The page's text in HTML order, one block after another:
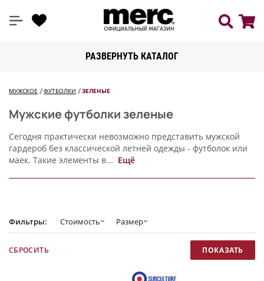
РАЗВЕРНУТЬ КАТАЛОГ
МУЖСКОЕ ФУТБОЛКИ ЗЕЛЕНЫЕ
Мужские футболки зеленые
Сегодня практически невозможно представить мужской
гардероб без классической летней одежды - футболок или
маек. Такие элементы в... Ещё
Фильтры: Стоимость Размер